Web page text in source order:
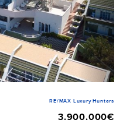
RE/MAX Luxury Hunters
3.900.000€